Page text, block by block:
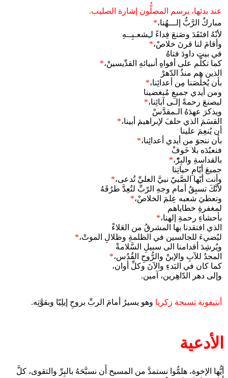
عند بدئها، يرسم المصلُّون إشارة الصليب.
مباركٌ الرَّبُّ إلـــهُنا،*
لأنّهُ افتَقَدَ وصَنعَ فِداءً لـِشعـبِــهِ
وأقامَ لنا قرنَ خلاصْ،*
في بيتِ داودَ فتاهُ
كما تكلَّم على أفواهِ أنبيائهِ القدِّيسينْ،*
الذين هم منذُ الدّهرْ
بأن يُخلِّصَنا مِن أعدائِنا،*
ومن أيدي جميعِ مُبغضينا
ليصنعَ رحمةً إلـى آبائِنا،*
ويذكرَ عهدَهُ الـمقدَّسْ
القسَمَ الذي حلفَ لإبراهيمَ أبينا،*
أن يُنعِمَ علينا
بأن ننجوَ من أيدي أعدائِنا،*
فنعبُدَه بلا خَوفْ
بالقداسةِ والبِرّْ،*
جميعَ أيّامِ حياتِنا
وأنت أيّها الصَّبيّ نبيَّ العليِّ تُدعى،*
لأنَّكَ تسبِقُ أمام وجهِ الرّبِّ لتُعِدَّ طرُقَهُ
وتعطيَ شعبه عِلمَ الخلاصْ،*
لمغفرةِ خطاياهم
بأحشاءِ رحمةِ إلهنا،*
الذي افتقدنا بها المشرقُ من العَلاءْ
ليُضيءَ للجالسين في الظلمةِ وظلالِ الموتْ،*
ويُرشِدَ أقدامنا الى سبيلِ السَّلامةْ
المجدُ للآبِ والإبنْ والرُّوحِ القُدُس،*
كما كان في البَدءِ والآنَ وكلِّ أوان،
وإلى دهر الدّاهِرين، آمين.
أنتيفونة تسبحة زكريا وهو يسيرُ أمامَ الربِّ بروحِ إيلِيّا وبقوَّتِه.
الأدعية
أيُّها الإخوة، هلمُّوا نستمدَّ من المسيح أَن نسبَّحَهُ بالبِرِّ والتقوى، كلَّ